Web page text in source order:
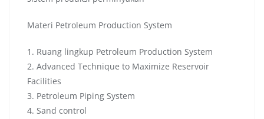
Materi Petroleum Production System
1. Ruang lingkup Petroleum Production System
2. Advanced Technique to Maximize Reservoir
Facilities
3. Petroleum Piping System
4. Sand control